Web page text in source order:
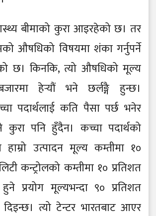
बीमाको कुरा आइरहेको छ। तर
औषधिको विषयमा शंका गर्नुपर्ने
छ। किनकि, त्यो औषधिको मूल्य
बजारमा हेर्‍यौं भने छर्लङ्गै हुन्छ।
पदार्थलाई कति पैसा पर्छ भनेर
पनि हुँदैन। कच्चा पदार्थको
उत्पादन मूल्य कम्तीमा १०
कन्ट्रोलको कम्तीमा १० प्रतिशत
प्रयोग मूल्यभन्दा ९० प्रतिशत
त्यो टेन्टर भारतबाट आएर